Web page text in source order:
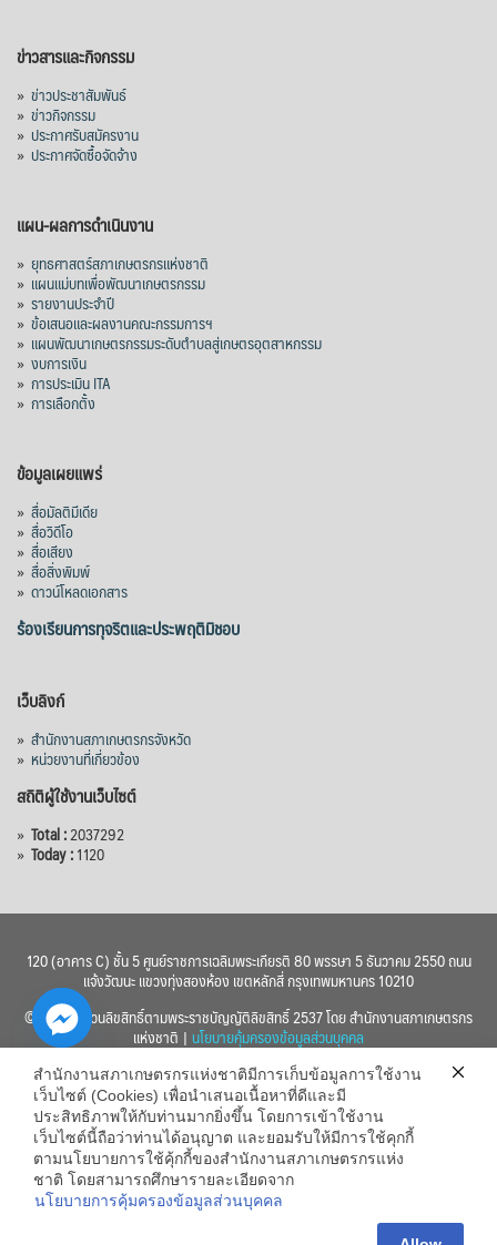
ข่าวสารและกิจกรรม
» ข่าวประชาสัมพันธ์
» ข่าวกิจกรรม
» ประกาศรับสมัครงาน
» ประกาศจัดซื้อจัดจ้าง
แผน-ผลการดำเนินงาน
» ยุทธศาสตร์สภาเกษตรกรแห่งชาติ
» แผนแม่บทเพื่อพัฒนาเกษตรกรรม
» รายงานประจำปี
» ข้อเสนอและผลงานคณะกรรมการฯ
» แผนพัฒนาเกษตรกรรมระดับตำบลสู่เกษตรอุตสาหกรรม
» งบการเงิน
» การประเมิน ITA
» การเลือกตั้ง
ข้อมูลเผยแพร่
» สื่อมัลติมีเดีย
» สื่อวิดีโอ
» สื่อเสียง
» สื่อสิ่งพิมพ์
» ดาวน์โหลดเอกสาร
ร้องเรียนการทุจริตและประพฤติมิชอบ
เว็บลิงก์
» สำนักงานสภาเกษตรกรจังหวัด
» หน่วยงานที่เกี่ยวข้อง
สถิติผู้ใช้งานเว็บไซต์
» Total :2037292
» Today :1120
120 (อาคาร C) ชั้น 5 ศูนย์ราชการเฉลิมพระเกียรติ 80 พรรษา 5 ธันวาคม 2550 ถนน
แจ้งวัฒนะ แขวงทุ่งสองห้อง เขตหลักสี่ กรุงเทพมหานคร 10210
© 2560 สงวนลิขสิทธิ์ตามพระราชบัญญัติลิขสิทธิ์ 2537 โดย สำนักงานสภาเกษตรกร
แห่งชาติ | นโยบายคุ้มครองข้อมูลส่วนบุคคล
สำนักงานสภาเกษตรกรแห่งชาติมีการเก็บข้อมูลการใช้งาน
เว็บไซต์ (Cookies) เพื่อนำเสนอเนื้อหาที่ดีและมี
ประสิทธิภาพให้กับท่านมากยิ่งขึ้น โดยการเข้าใช้งาน
เว็บไซต์นี้ถือว่าท่านได้อนุญาต และยอมรับให้มีการใช้คุกกี้
ตามนโยบายการใช้คุ้กกี้ของสำนักงานสภาเกษตรกรแห่ง
ชาติ โดยสามารถศึกษารายละเอียดจาก
นโยบายการคุ้มครองข้อมูลส่วนบุคคล
Hide
chaty